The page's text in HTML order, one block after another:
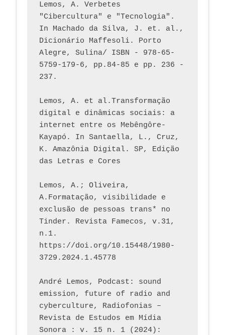
Lemos, A. Verbetes
"Cibercultura" e "Tecnologia".
In Machado da Silva, J. et. al.,
Dicionário Maffesoli. Porto
Alegre, Sulina/ ISBN - 978-65-
5759-179-6, pp.84-85 e pp. 236 -
237.
Lemos, A. et al.Transformação
digital e dinâmicas sociais: a
internet entre os Mebêngôre-
Kayapó. In Santaella, L., Cruz,
K. Amazônia Digital. SP, Edição
das Letras e Cores
Lemos, A.; Oliveira,
A.Formatação, visibilidade e
exclusão de pessoas trans* no
Tinder. Revista Famecos, v.31,
n.1.
https://doi.org/10.15448/1980-
3729.2024.1.45778
André Lemos, Podcast: sound
emission, future of radio and
cyberculture, Radiofonias –
Revista de Estudos em Mídia
Sonora : v. 15 n. 1 (2024):